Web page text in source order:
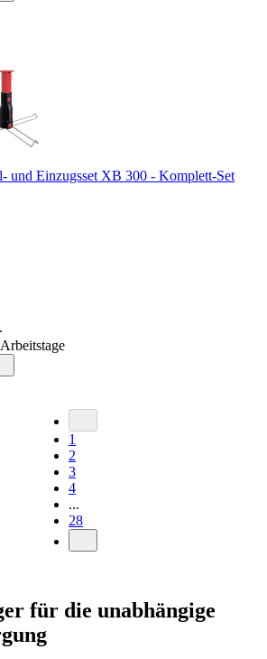
und Einzugsset XB 300 - Komplett-Set
1
2
3
4
...
28
für die unabhängige